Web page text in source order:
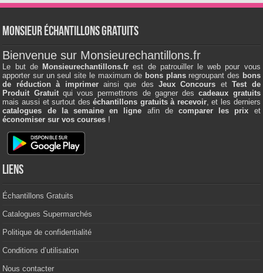
Monsieur échantillons Gratuits
Bienvenue sur Monsieurechantillons.fr
Le but de Monsieurechantillons.fr est de patrouiller le web pour vous
apporter sur un seul site le maximum de bons plansregroupant des bons
de réduction à imprimerainsi que desJeux Concours etTest de
Produit Gratuitqui vous permettrons de gagner descadeaux gratuits
mais aussi et surtout deséchantillons gratuits à recevoir, et les derniers
catalogues de la semaine en ligne afin de comparer les prix et
économiser sur vos courses !
Liens
Échantillons Gratuits
Catalogues Supermarchés
Politique de confidentialité
Conditions d’utilisation
Nous contacter